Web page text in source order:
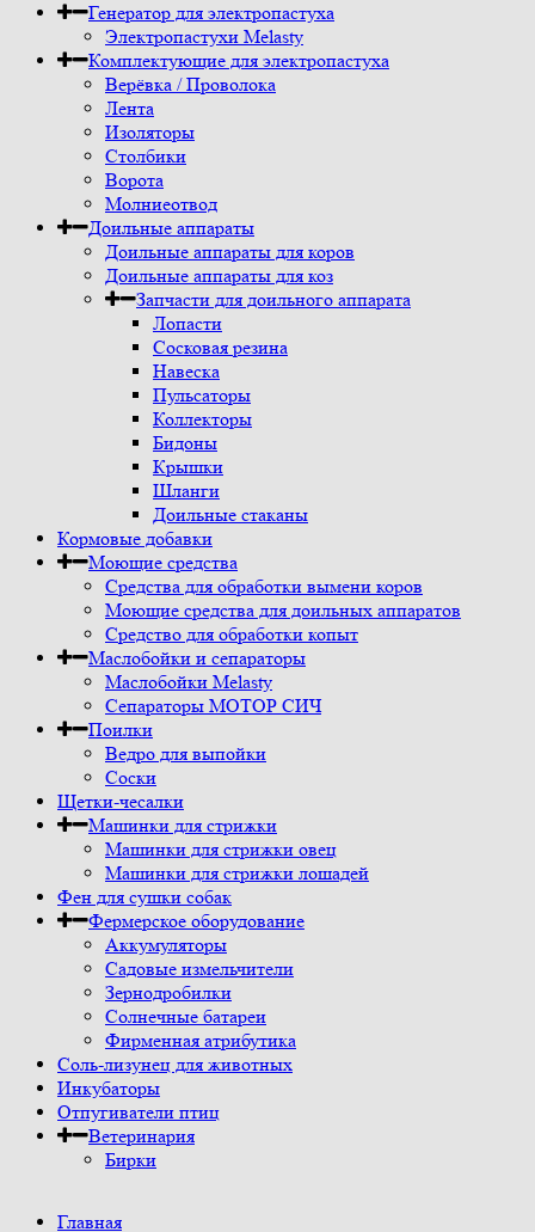
Генератор для электропастуха
Электропастухи Melasty
Комплектующие для электропастуха
Верёвка / Проволока
Лента
Изоляторы
Столбики
Ворота
Молниеотвод
Доильные аппараты
Доильные аппараты для коров
Доильные аппараты для коз
Запчасти для доильного аппарата
Лопасти
Сосковая резина
Навеска
Пульсаторы
Коллекторы
Бидоны
Крышки
Шланги
Доильные стаканы
Кормовые добавки
Моющие средства
Средства для обработки вымени коров
Моющие средства для доильных аппаратов
Средство для обработки копыт
Маслобойки и сепараторы
Маслобойки Melasty
Сепараторы МОТОР СИЧ
Поилки
Ведро для выпойки
Соски
Щетки-чесалки
Машинки для стрижки
Машинки для стрижки овец
Машинки для стрижки лошадей
Фен для сушки собак
Фермерское оборудование
Аккумуляторы
Садовые измельчители
Зернодробилки
Солнечные батареи
Фирменная атрибутика
Соль-лизунец для животных
Инкубаторы
Отпугиватели птиц
Ветеринария
Бирки
Главная